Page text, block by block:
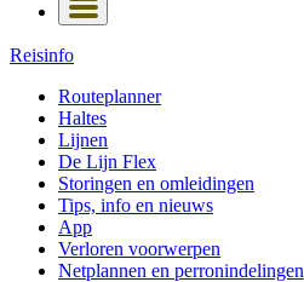
Reisinfo
Routeplanner
Haltes
Lijnen
De Lijn Flex
Storingen en omleidingen
Tips, info en nieuws
App
Verloren voorwerpen
Netplannen en perronindelingen